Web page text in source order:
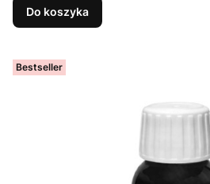
Do koszyka
Bestseller